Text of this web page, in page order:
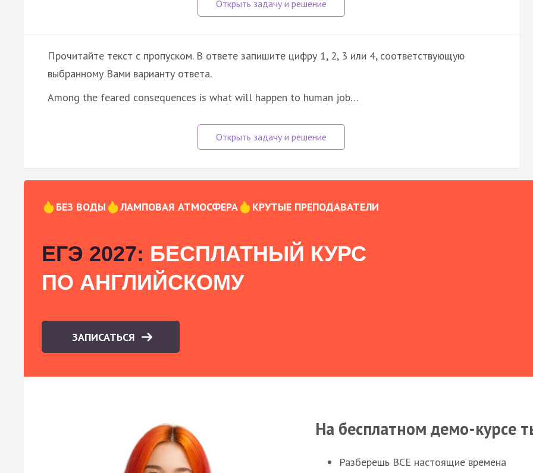
Прочитайте текст с пропуском. В ответе запишите цифру 1, 2, 3 или 4, соответствующую
выбранному Вами варианту ответа.
Among the feared consequences is what will happen to human job…
БЕЗ ВОДЫ ЛАМПОВАЯ АТМОСФЕРА КРУТЫЕ ПРЕПОДАВАТЕЛИ
ЕГЭ 2027: БЕСПЛАТНЫЙ КУРС
ПО АНГЛИЙСКОМУ
ЗАПИСАТЬСЯ
На бесплатном демо-курсе
Разберешь ВСЕ настоящие времена